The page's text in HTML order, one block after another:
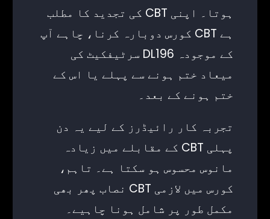
ہوتا۔ اپنی CBT کی تجدید کا مطلب
ہے CBT کورس دوبارہ کرنا، چاہے آپ
کے موجودہ DL196 سرٹیفکیٹ کی
میعاد ختم ہونے سے پہلے یا اس کے
ختم ہونے کے بعد۔
تجربہ کار رائیڈرز کے لیے یہ دن
پہلی CBT کے مقابلے میں زیادہ
مانوس محسوس ہو سکتا ہے۔ تاہم،
کورس میں لازمی CBT نصاب پھر بھی
مکمل طور پر شامل ہونا چاہیے۔